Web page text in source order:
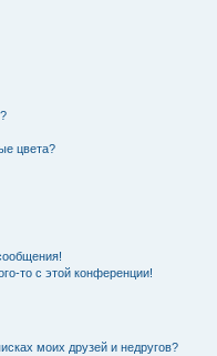
цвета?
то с этой конференции!
моих друзей и недругов?